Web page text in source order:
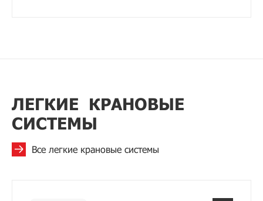
ЛЕГКИЕ КРАНОВЫЕ
СИСТЕМЫ
Все легкие крановые системы